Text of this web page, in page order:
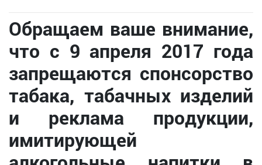
Обращаем ваше внимание,
что с 9 апреля 2017 года
запрещаются спонсорство
табака, табачных изделий
и реклама продукции,
имитирующей